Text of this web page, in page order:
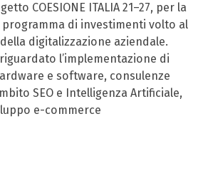
COESIONE ITALIA 21–27, per la
di investimenti volto al
digitalizzazione aziendale.
l’implementazione di
e software, consulenze
SEO e Intelligenza Artificiale,
e-commerce